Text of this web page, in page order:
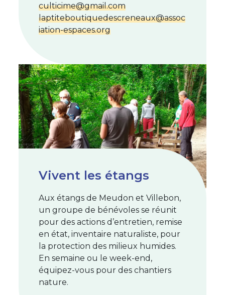
culticime@gmail.com
laptiteboutiquedescreneaux@assoc
iation-espaces.org
Vivent les étangs
Aux étangs de Meudon et Villebon,
un groupe de bénévoles se réunit
pour des actions d’entretien, remise
en état, inventaire naturaliste, pour
la protection des milieux humides.
En semaine ou le week-end,
équipez-vous pour des chantiers
nature.